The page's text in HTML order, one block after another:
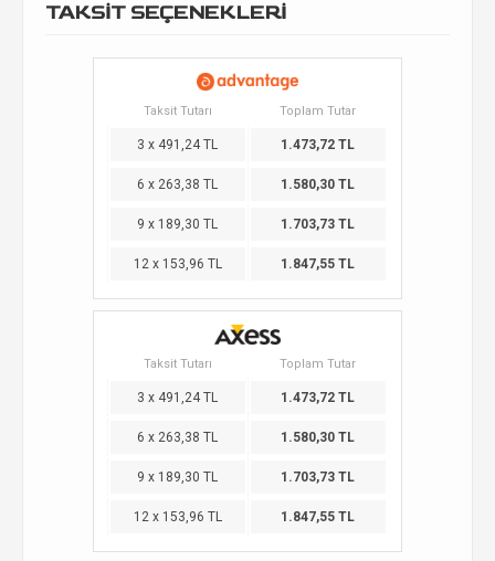
TAKSİT SEÇENEKLERİ
Taksit Tutarı Toplam Tutar
3 x 491,24 TL 1.473,72 TL
6 x 263,38 TL 1.580,30 TL
9 x 189,30 TL 1.703,73 TL
12 x 153,96 TL 1.847,55 TL
Taksit Tutarı Toplam Tutar
3 x 491,24 TL 1.473,72 TL
6 x 263,38 TL 1.580,30 TL
9 x 189,30 TL 1.703,73 TL
12 x 153,96 TL 1.847,55 TL